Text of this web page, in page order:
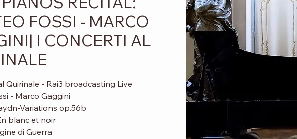
FOSSI - MARCO
I CONCERTI AL
Quirinale - Rai3 broadcasting Live
- Marco Gaggini
Variations op.56b
blanc et noir
di Guerra